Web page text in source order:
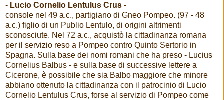
- Lucio Cornelio Lentulus Crus -
console nel 49 a.c., partigiano di Gneo Pompeo. (97 - 48
a.c.) figlio di un Publio Lentulo, di origini altrimenti
sconosciute. Nel 72 a.c., acquistò la cittadinanza romana
per il servizio reso a Pompeo contro Quinto Sertorio in
Spagna. Sulla base dei nomi romani che ha preso - Lucius
Cornelius Balbus - e sulla base di successive lettere a
Cicerone, è possibile che sia Balbo maggiore che minore
abbiano ottenuto la cittadinanza con il patrocinio di Lucio
Cornelio Lentulus Crus, forse al servizio di Pompeo come